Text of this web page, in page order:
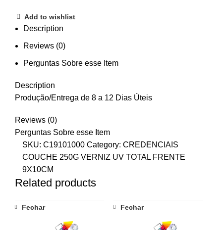
Add to wishlist
Description
Reviews (0)
Perguntas Sobre esse Item
Description
Produção/Entrega de 8 a 12 Dias Úteis
Reviews (0)
Perguntas Sobre esse Item
SKU: C19101000 Category: CREDENCIAIS
COUCHE 250G VERNIZ UV TOTAL FRENTE
9X10CM
Related products
Fechar Fechar